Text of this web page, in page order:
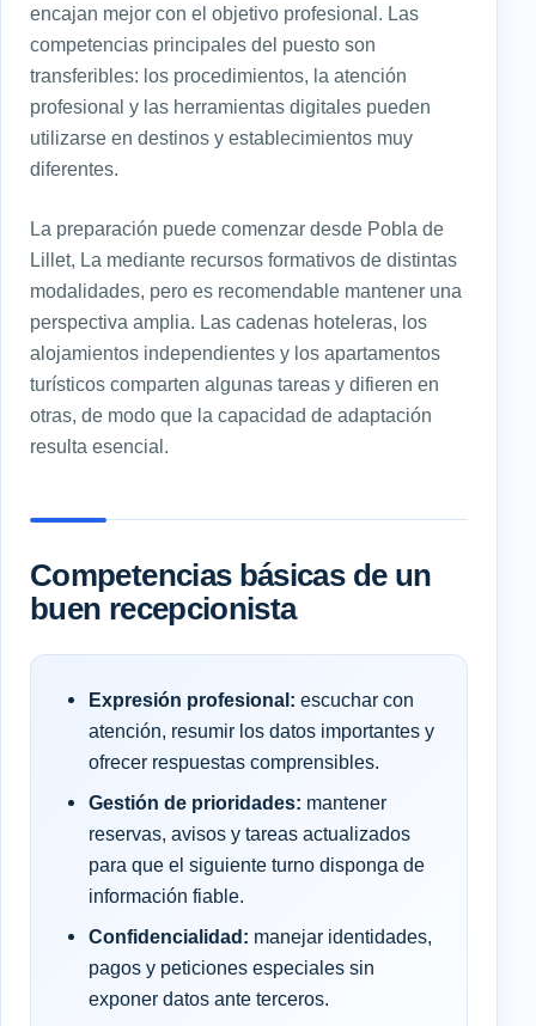
encajan mejor con el objetivo profesional. Las
competencias principales del puesto son
transferibles: los procedimientos, la atención
profesional y las herramientas digitales pueden
utilizarse en destinos y establecimientos muy
diferentes.
La preparación puede comenzar desde Pobla de
Lillet, La mediante recursos formativos de distintas
modalidades, pero es recomendable mantener una
perspectiva amplia. Las cadenas hoteleras, los
alojamientos independientes y los apartamentos
turísticos comparten algunas tareas y difieren en
otras, de modo que la capacidad de adaptación
resulta esencial.
Competencias básicas de un
buen recepcionista
Expresión profesional: escuchar con
atención, resumir los datos importantes y
ofrecer respuestas comprensibles.
Gestión de prioridades: mantener
reservas, avisos y tareas actualizados
para que el siguiente turno disponga de
información fiable.
Confidencialidad: manejar identidades,
pagos y peticiones especiales sin
exponer datos ante terceros.